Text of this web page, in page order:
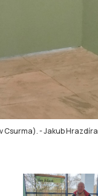
Csurma).-Jakub Hrazdíra